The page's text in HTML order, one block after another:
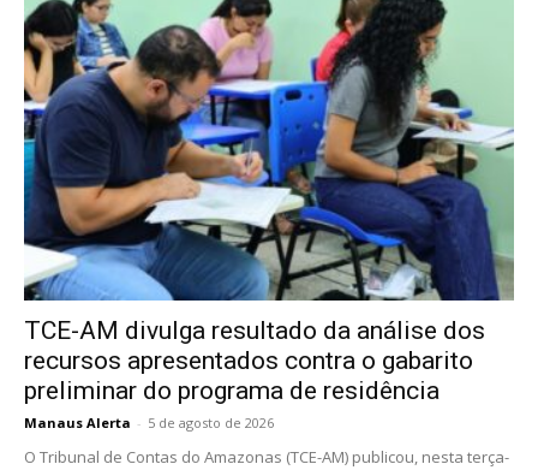
TCE-AM divulga resultado da análise dos
recursos apresentados contra o gabarito
preliminar do programa de residência
Manaus Alerta - 5 de agosto de 2026
O Tribunal de Contas do Amazonas (TCE-AM) publicou, nesta terça-